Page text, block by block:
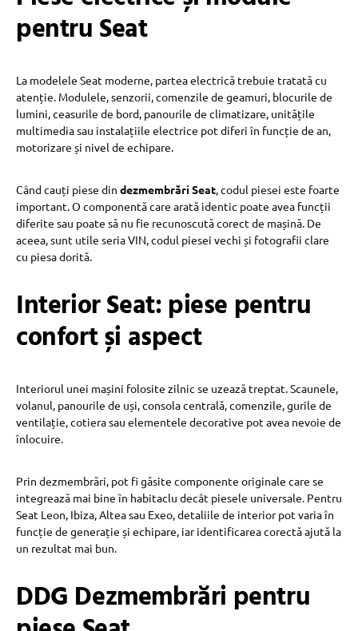
pentru Seat
La modelele Seat moderne, partea electrică trebuie tratată cu
atenție. Modulele, senzorii, comenzile de geamuri, blocurile de
lumini, ceasurile de bord, panourile de climatizare, unitățile
multimedia sau instalațiile electrice pot diferi în funcție de an,
motorizare și nivel de echipare.
Când cauți piese din dezmembrări Seat, codul piesei este foarte
important. O componentă care arată identic poate avea funcții
diferite sau poate să nu fie recunoscută corect de mașină. De
aceea, sunt utile seria VIN, codul piesei vechi și fotografii clare
cu piesa dorită.
Interior Seat: piese pentru
confort și aspect
Interiorul unei mașini folosite zilnic se uzează treptat. Scaunele,
volanul, panourile de uși, consola centrală, comenzile, gurile de
ventilație, cotiera sau elementele decorative pot avea nevoie de
înlocuire.
Prin dezmembrări, pot fi găsite componente originale care se
integrează mai bine în habitaclu decât piesele universale. Pentru
Seat Leon, Ibiza, Altea sau Exeo, detaliile de interior pot varia în
funcție de generație și echipare, iar identificarea corectă ajută la
un rezultat mai bun.
DDG Dezmembrări pentru